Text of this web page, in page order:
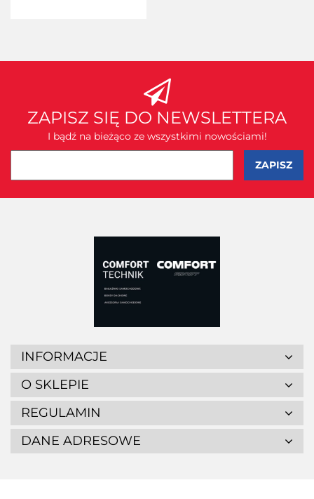
ZAPISZ SIĘ DO NEWSLETTERA
I bądź na bieżąco ze wszystkimi nowościami!
INFORMACJE
O SKLEPIE
REGULAMIN
DANE ADRESOWE